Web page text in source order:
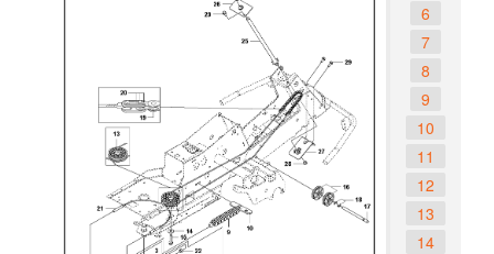
6
7
8
9
10
11
12
13
14